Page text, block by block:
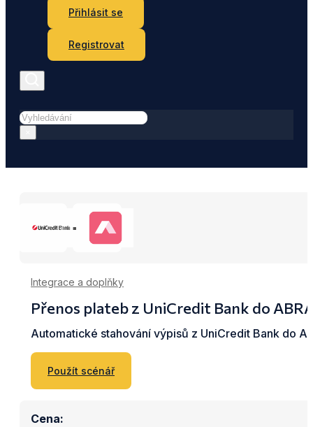
Přihlásit se
Registrovat
Hledat
Integrace a doplňky
Přenos plateb z UniCredit Bank do
Automatické stahování výpisů z UniCredit Bank do
Použít scénář
Cena: